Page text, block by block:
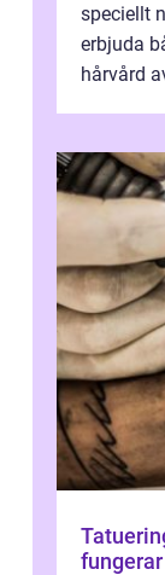
speciellt
erbjuda
hårvård